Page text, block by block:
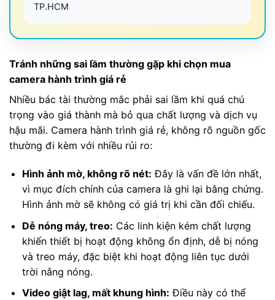
TP.HCM
Tránh những sai lầm thường gặp khi chọn mua
camera hành trình giá rẻ
Nhiều bác tài thường mắc phải sai lầm khi quá chú
trọng vào giá thành mà bỏ qua chất lượng và dịch vụ
hậu mãi. Camera hành trình giá rẻ, không rõ nguồn gốc
thường đi kèm với nhiều rủi ro:
Hình ảnh mờ, không rõ nét: Đây là vấn đề lớn nhất,
vì mục đích chính của camera là ghi lại bằng chứng.
Hình ảnh mờ sẽ không có giá trị khi cần đối chiếu.
Dễ nóng máy, treo: Các linh kiện kém chất lượng
khiến thiết bị hoạt động không ổn định, dễ bị nóng
và treo máy, đặc biệt khi hoạt động liên tục dưới
trời nắng nóng.
Video giật lag, mất khung hình: Điều này có thể